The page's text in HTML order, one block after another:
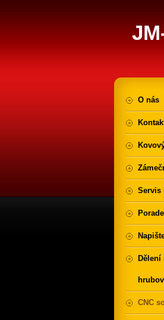
O nás
Servis
Dělení
CNC